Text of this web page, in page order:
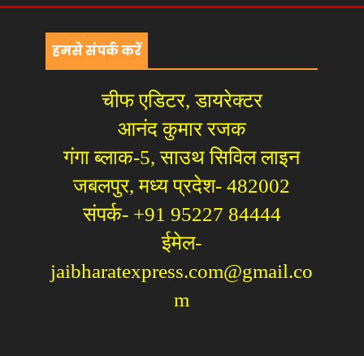
हमसे संपर्क करें
चीफ एडिटर, डायरेक्टर
आनंद कुमार रजक
गंगा ब्लाक-5, साउथ सिविल लाइन
जबलपुर, मध्य प्रदेश- 482002
संपर्क- +91 95227 84444
ईमेल-
jaibharatexpress.com@gmail.co
m